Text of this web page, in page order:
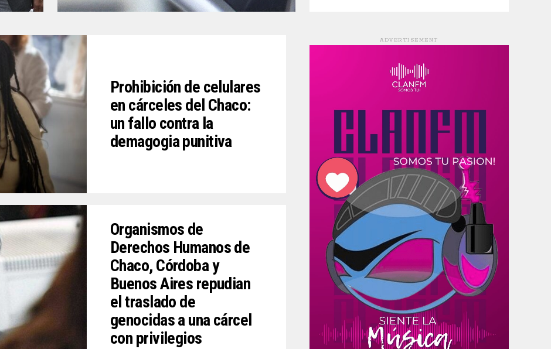
Prohibición de celulares
en cárceles del Chaco:
un fallo contra la
demagogia punitiva
Organismos de
Derechos Humanos de
Chaco, Córdoba y
Buenos Aires repudian
el traslado de
genocidas a una cárcel
con privilegios
ADVERTISEMENT